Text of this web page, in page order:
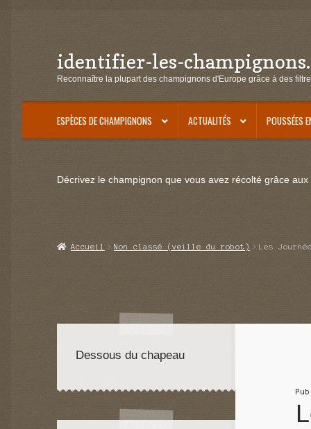
Aller
à
navigation
Aller
au
identifier-les-
Reconnaître la plupart des champignons d'Europe grâce à des
ESPÈCES DE CHAMPIGNONS ACTUALITÉS POUSSÉES
Décrivez le champignon que vous avez récolté grâce
Accueil Non classé (veille du robot) Les
Dessous du chapeau